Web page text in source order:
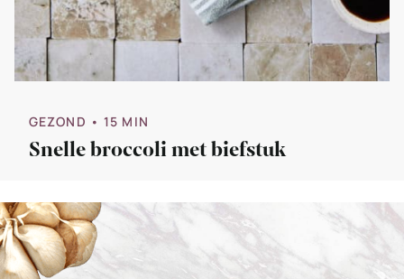
GEZOND • 15 MIN
Snelle broccoli met biefstuk